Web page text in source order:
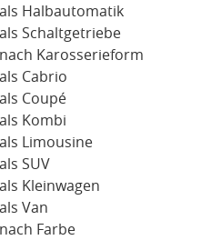
als Halbautomatik
Schaltgetriebe
nach Karosserieform
Cabrio
Coupé
Kombi
Limousine
SUV
Kleinwagen
Van
Farbe